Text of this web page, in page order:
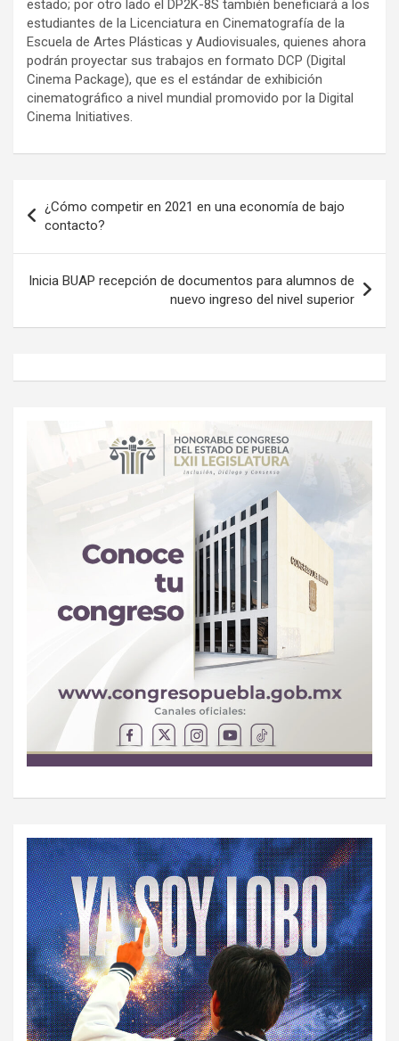
estado; por otro lado el DP2K-8S también beneficiará a los
estudiantes de la Licenciatura en Cinematografía de la
Escuela de Artes Plásticas y Audiovisuales, quienes ahora
podrán proyectar sus trabajos en formato DCP (Digital
Cinema Package), que es el estándar de exhibición
cinematográfico a nivel mundial promovido por la Digital
Cinema Initiatives.
de
entradas
¿Cómo competir en 2021 en una economía de bajo
contacto?
Inicia BUAP recepción de documentos para alumnos de
nuevo ingreso del nivel superior